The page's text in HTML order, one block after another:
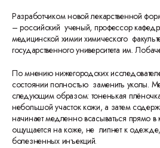
Разработчиком новой лекарственной
– российский ученый, профессор
медицинской химии химического
государственного университета им.
По мнению нижегородских
состоянии полностью заменить уколы.
следующим образом: тоненькая
небольшой участок кожи, а затем
начинает медленно всасываться прямо в
ощущается на коже, не липнет к одежде,
болезненных инъекций.